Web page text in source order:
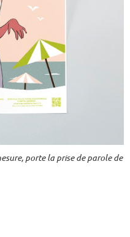
porte la prise de parole de